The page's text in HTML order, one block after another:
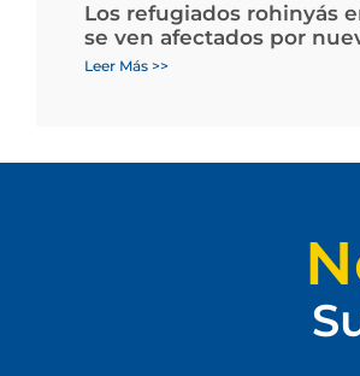
Los refugiados rohinyás
se ven afectados por
Leer Más >>